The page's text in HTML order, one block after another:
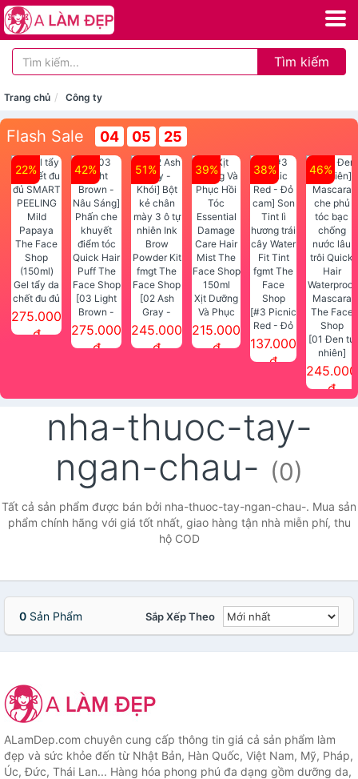
Tìm kiếm
Trang chủ Công ty
Flash Sale 04 05 25
22%
Gel tẩy da
chết đu đủ
SMART
PEELING
275.000
đ
42%
[03 Light
Brown -
Nâu Sáng]
Phấn che
275.000
đ
51%
[02 Ash
Gray -
Khói] Bột
kẻ chân
Face Shop
245.000
đ
39%
Xịt Dưỡng
Và Phục
Hồi Tóc
Essential
215.000
đ
38%
[#3 Picnic
Red - Đỏ
cam] Son
Face
Shop
137.000
đ
46%
[01 Đen tự
nhiên]
Mascara
che phủ
Shop
245.000
đ
nha-thuoc-tay-
ngan-chau- (0)
Tất cả sản phẩm được bán bởi nha-thuoc-tay-ngan-chau-. Mua sản
phẩm chính hãng với giá tốt nhất, giao hàng tận nhà miễn phí, thu
hộ COD
0 Sản Phẩm Sắp Xếp Theo
ALamDep.com chuyên cung cấp thông tin giá cả sản phẩm làm
đẹp và sức khỏe đến từ Nhật Bản, Hàn Quốc, Việt Nam, Mỹ, Pháp,
Úc, Đức, Thái Lan... Hàng hóa phong phú đa dạng gồm dưỡng da,